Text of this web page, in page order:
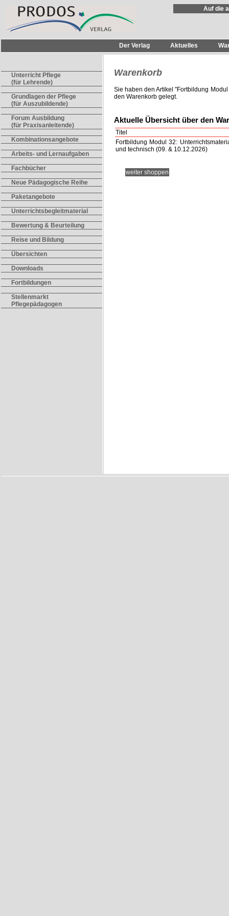
Auf die
Der Verlag Aktuelles
Unterricht Pflege
(für Lehrende)
Grundlagen der Pflege
(für Auszubildende)
Forum Ausbildung
(für Praxisanleitende)
Kombinationsangebote
Arbeits- und Lernaufgaben
Fachbücher
Neue Pädagogische Reihe
Paketangebote
Unterrichtsbegleitmaterial
Bewertung & Beurteilung
Reise und Bildung
Übersichten
Downloads
Fortbildungen
Stellenmarkt
Pflegepädagogen
Warenkorb
Sie haben den Artikel "Fortbildung
den Warenkorb gelegt.
Aktuelle Übersicht über den
Titel
Fortbildung Modul 32:
und technisch (09. & 10.12.2026)
weiter shoppen